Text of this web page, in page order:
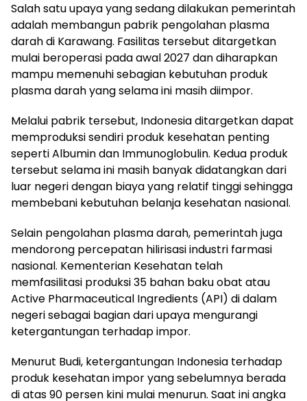
Salah satu upaya yang sedang dilakukan pemerintah
adalah membangun pabrik pengolahan plasma
darah di Karawang. Fasilitas tersebut ditargetkan
mulai beroperasi pada awal 2027 dan diharapkan
mampu memenuhi sebagian kebutuhan produk
plasma darah yang selama ini masih diimpor.
Melalui pabrik tersebut, Indonesia ditargetkan dapat
memproduksi sendiri produk kesehatan penting
seperti Albumin dan Immunoglobulin. Kedua produk
tersebut selama ini masih banyak didatangkan dari
luar negeri dengan biaya yang relatif tinggi sehingga
membebani kebutuhan belanja kesehatan nasional.
Selain pengolahan plasma darah, pemerintah juga
mendorong percepatan hilirisasi industri farmasi
nasional. Kementerian Kesehatan telah
memfasilitasi produksi 35 bahan baku obat atau
Active Pharmaceutical Ingredients (API) di dalam
negeri sebagai bagian dari upaya mengurangi
ketergantungan terhadap impor.
Menurut Budi, ketergantungan Indonesia terhadap
produk kesehatan impor yang sebelumnya berada
di atas 90 persen kini mulai menurun. Saat ini angka